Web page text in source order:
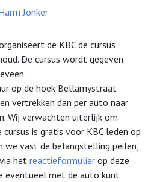
Jonker
de KBC de cursus
De cursus wordt gegeven
op de hoek Bellamystraat-
vertrekken dan per auto naar
Wij verwachten uiterlijk om
is gratis voor KBC leden op
vast de belangstelling peilen,
het reactieformulier op deze
eventueel met de auto kunt